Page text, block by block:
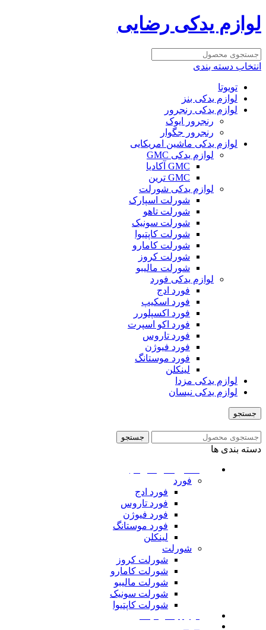
لوازم یدکی رضایی
انتخاب دسته بندی
تویوتا
لوازم یدکی بنز
لوازم یدکی رنجرور
رنجرور ایوک
رنجرور جگوار
لوازم یدکی ماشین امریکایی
لوازم یدکی GMC
GMC آکادیا
GMC ترین
لوازم یدکی شورلت
شورلت اسپارک
شورلت تاهو
شورلت سونیک
شورلت کاپتیوا
شورلت کامارو
شورلت کروز
شورلت مالیبو
لوازم یدکی فورد
فورد ادج
فورد اسکیپ
فورد اکسپلورر
فورد اکو اسپرت
فورد تاروس
فورد فیوژن
فورد موستانگ
لینکلن
لوازم یدکی مزدا
لوازم یدکی نیسان
جستجو
جستجو
دسته بندی ها
فورد
فورد ادج
فورد تاروس
فورد فیوژن
فورد موستانگ
لینکلن
شورلت
شورلت کروز
شورلت کامارو
شورلت مالیبو
شورلت سونیک
شورلت کاپتیوا